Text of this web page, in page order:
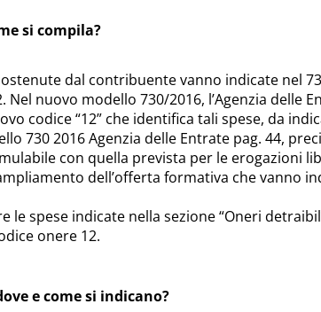
si compila?
dal contribuente vanno indicate nel
Nel nuovo modello 730/2016, l’Agenzia delle
codice “12” che identifica tali spese, da
730 2016 Agenzia delle Entrate pag. 44,
con quella prevista per le erogazioni
dell’offerta formativa che vanno
le spese indicate nella sezione “Oneri
onere 12.
e come si indicano?